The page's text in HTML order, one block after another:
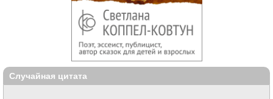
Случайная цитата